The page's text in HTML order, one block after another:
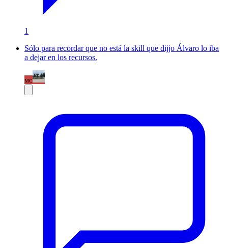
1
Sólo para recordar que no está la skill que dijjo Álvaro lo iba
a dejar en los recursos.
MC